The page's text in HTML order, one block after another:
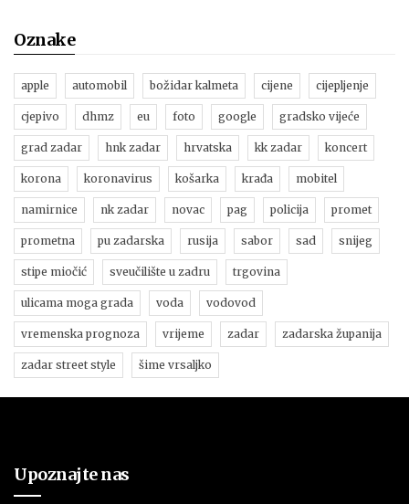
Oznake
apple automobil božidar kalmeta cijene cijepljenje
cjepivo dhmz eu foto google gradsko vijeće
grad zadar hnk zadar hrvatska kk zadar koncert
korona koronavirus košarka krađa mobitel
namirnice nk zadar novac pag policija promet
prometna pu zadarska rusija sabor sad snijeg
stipe miočić sveučilište u zadru trgovina
ulicama moga grada voda vodovod
vremenska prognoza vrijeme zadar zadarska županija
zadar street style šime vrsaljko
Upoznajte nas